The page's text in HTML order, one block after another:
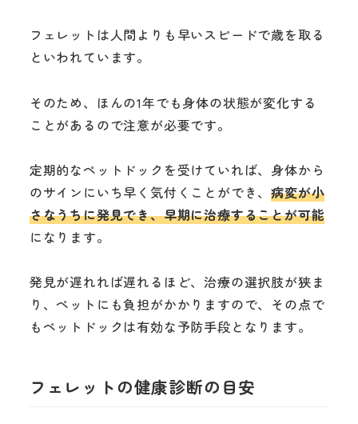
フェレットは人間よりも早いスピードで歳を取る
といわれています。
そのため、ほんの1年でも身体の状態が変化する
ことがあるので注意が必要です。
定期的なペットドックを受けていれば、身体から
のサインにいち早く気付くことができ、病変が小
さなうちに発見でき、早期に治療することが可能
になります。
発見が遅れれば遅れるほど、治療の選択肢が狭ま
り、ペットにも負担がかかりますので、その点で
もペットドックは有効な予防手段となります。
フェレットの健康診断の目安